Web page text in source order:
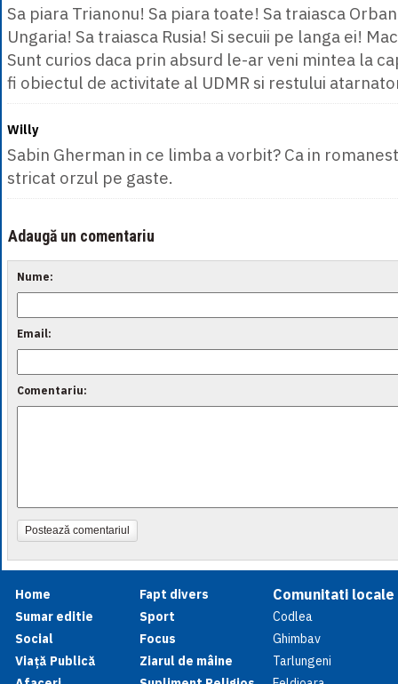
Sa piara Trianonu! Sa piara toate! Sa traiasca
Ungaria! Sa traiasca Rusia! Si secuii pe langa ei!
Sunt curios daca prin absurd le-ar veni mintea la
fi obiectul de activitate al UDMR si restului
Willy
Sabin Gherman in ce limba a vorbit? Ca in
stricat orzul pe gaste.
Adaugă un comentariu
Nume:
Email:
Comentariu:
Postează comentariul
Home
Sumar editie
Social
Viață Publică
Fapt divers
Sport
Focus
Ziarul de mâine
Comunitati locale
Codlea
Ghimbav
Tarlungeni